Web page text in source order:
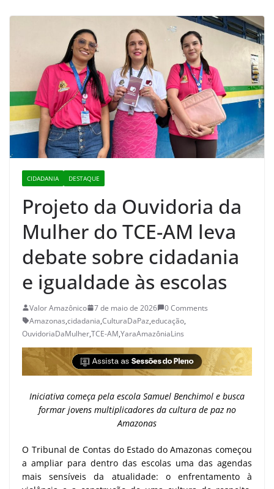
CIDADANIA DESTAQUE
Projeto da Ouvidoria da
Mulher do TCE-AM leva
debate sobre cidadania
e igualdade às escolas
Valor Amazônico 7 de maio de 2026
0 Comments
Amazonas,cidadania,CulturaDaPaz,educação,
OuvidoriaDaMulher,TCE-AM,YaraAmazôniaLins
Iniciativa começa pela escola Samuel Benchimol e busca
formar jovens multiplicadores da cultura de paz no
Amazonas
O Tribunal de Contas do Estado do Amazonas começou
a ampliar para dentro das escolas uma das agendas
mais sensíveis da atualidade: o enfrentamento à